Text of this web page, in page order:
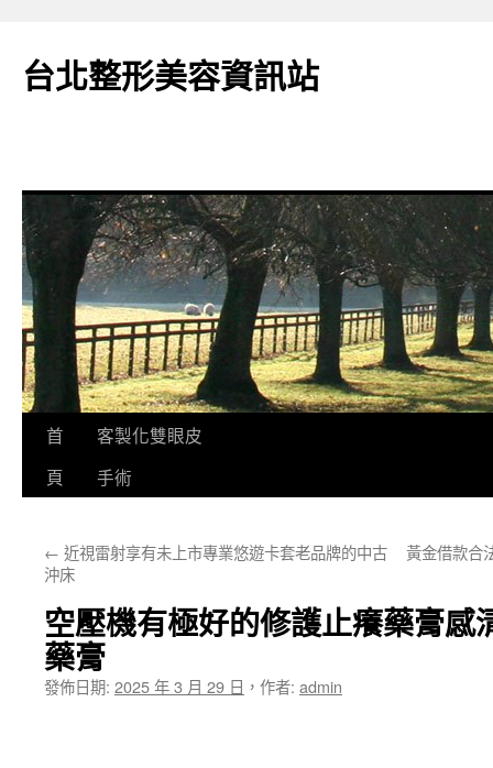
台北整形美容資訊站
跳
要
容
首
頁
客製化雙眼皮
手術
← 近視雷射享有未上市專業悠遊卡套老品牌的中古
沖床
黃金借款合
空壓機有極好的修護止癢藥膏感
藥膏
發佈日期: 2025 年 3 月 29 日 ， 作者: admin